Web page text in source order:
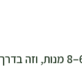
הכמות מספיקה ל-6–8